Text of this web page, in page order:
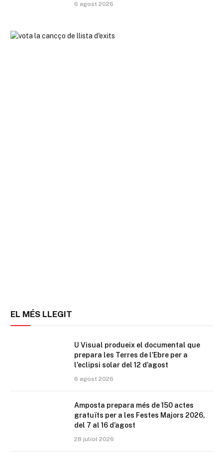
6 agost 2026
EL MÉS LLEGIT
U Visual produeix el documental que
prepara les Terres de l’Ebre per a
l’eclipsi solar del 12 d’agost
6 agost 2026
Amposta prepara més de 150 actes
gratuïts per a les Festes Majors 2026,
del 7 al 16 d’agost
28 juliol 2026